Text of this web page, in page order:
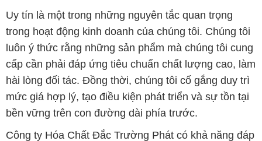
Uy tín là một trong những nguyên tắc quan trọng
trong hoạt động kinh doanh của chúng tôi. Chúng tôi
luôn ý thức rằng những sản phẩm mà chúng tôi cung
cấp cần phải đáp ứng tiêu chuẩn chất lượng cao, làm
hài lòng đối tác. Đồng thời, chúng tôi cố gắng duy trì
mức giá hợp lý, tạo điều kiện phát triển và sự tồn tại
bền vững trên con đường dài phía trước.
Công ty Hóa Chất Đắc Trường Phát có khả năng đáp